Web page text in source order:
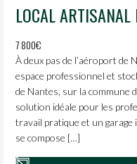
7 800€
À deux pas de l’aéroport de
espace professionnel et
de Nantes, sur la commune
solution idéale pour les
travail pratique et un garage
se compose […]